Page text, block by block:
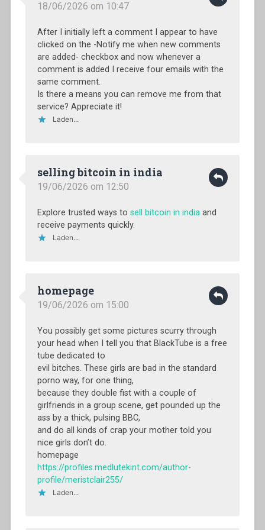
18/06/2026 om 10:47
After I initially left a comment I appear to have
clicked on the -Notify me when new comments
are added- checkbox and now whenever a
comment is added I receive four emails with the
same comment.
Is there a means you can remove me from that
service? Appreciate it!
Laden...
selling bitcoin in india
19/06/2026 om 12:50
Explore trusted ways to sell bitcoin in indiaand
receive payments quickly.
Laden...
homepage
19/06/2026 om 15:00
You possibly get some pictures scurry through
your head when I tell you that BlackTube is a free
tube dedicated to
evil bitches. These girls are bad in the standard
porno way, for one thing,
because they double fist with a couple of
girlfriends in a group scene, get pounded up the
ass by a thick, pulsing BBC,
and do all kinds of crap your mother told you
nice girls don’t do.
homepage
https://profiles.medlutekint.com/author-
profile/meristclair255/
Laden...